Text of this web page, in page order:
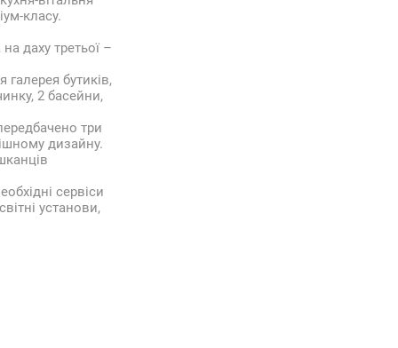
класу.
даху третьої –
бутиків,
2 басейни,
три
дизайну.
сервіси
установи,